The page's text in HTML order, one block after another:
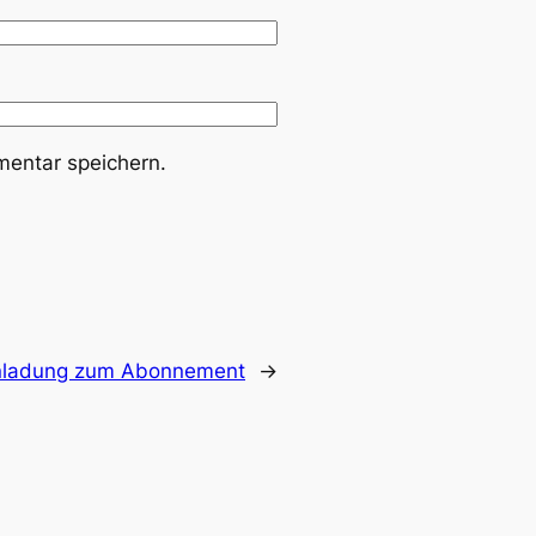
speichern.
zum Abonnement →